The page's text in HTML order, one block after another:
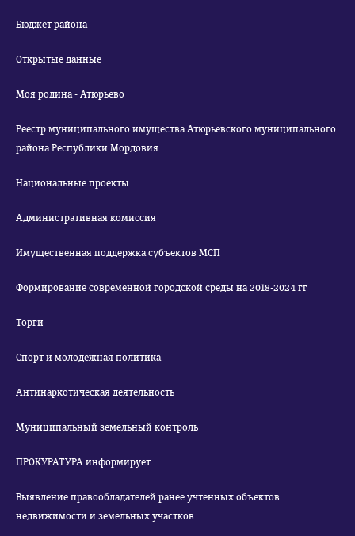
Бюджет района
Открытые данные
Моя родина - Атюрьево
Реестр муниципального имущества Атюрьевского муниципального
района Республики Мордовия
Национальные проекты
Административная комиссия
Имущественная поддержка субъектов МСП
Формирование современной городской среды на 2018-2024 гг
Торги
Спорт и молодежная политика
Антинаркотическая деятельность
Муниципальный земельный контроль
ПРОКУРАТУРА информирует
Выявление правообладателей ранее учтенных объектов
недвижимости и земельных участков